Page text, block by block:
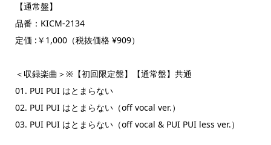
【通常盤】
品番：KICM-2134
定価 :￥1,000（税抜価格 ¥909）
＜収録楽曲＞※【初回限定盤】【通常盤】共通
01. PUI PUI はとまらない
02. PUI PUI はとまらない（off vocal ver.）
03. PUI PUI はとまらない（off vocal & PUI PUI less ver.）